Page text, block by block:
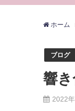
ホーム
ブログ
響
2022